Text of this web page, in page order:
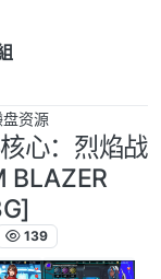
资源
心：烈焰战
BLAZER
139